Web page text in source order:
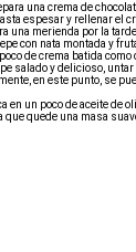
una crema de
espesar y rellenar el
una merienda por la tarde.
con nata montada y
de crema batida
salado y delicioso,
en este punto, se
en un poco de aceite de
quede una masa